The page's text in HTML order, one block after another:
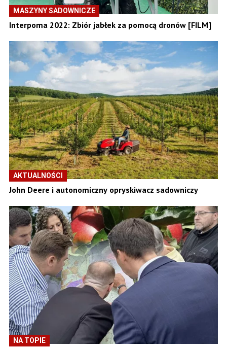
MASZYNY SADOWNICZE
Interpoma 2022: Zbiór jabłek za pomocą dronów [FILM]
AKTUALNOŚCI
John Deere i autonomiczny opryskiwacz sadowniczy
NA TOPIE